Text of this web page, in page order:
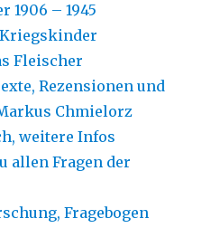
1906 – 1945
Fleischer
Rezensionen und
Chmielorz
weitere Infos
allen Fragen der
Fragebogen